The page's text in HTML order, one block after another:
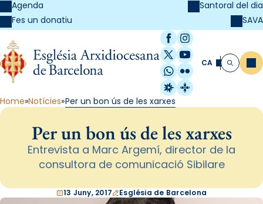
Agenda
Fes un donatiu
Santoral del dia
SAVA
Facebook
Instagram
X / Twitter
YouTube
WhatsApp
Flickr
Radio Estel
Catalunya
CA Cerca
Home Notícies Per un bon ús de les xarxes
Per un bon ús de les xarxes
Entrevista a Marc Argemí, director de la
consultora de comunicació Sibilare
13 Juny, 2017 Església de Barcelona